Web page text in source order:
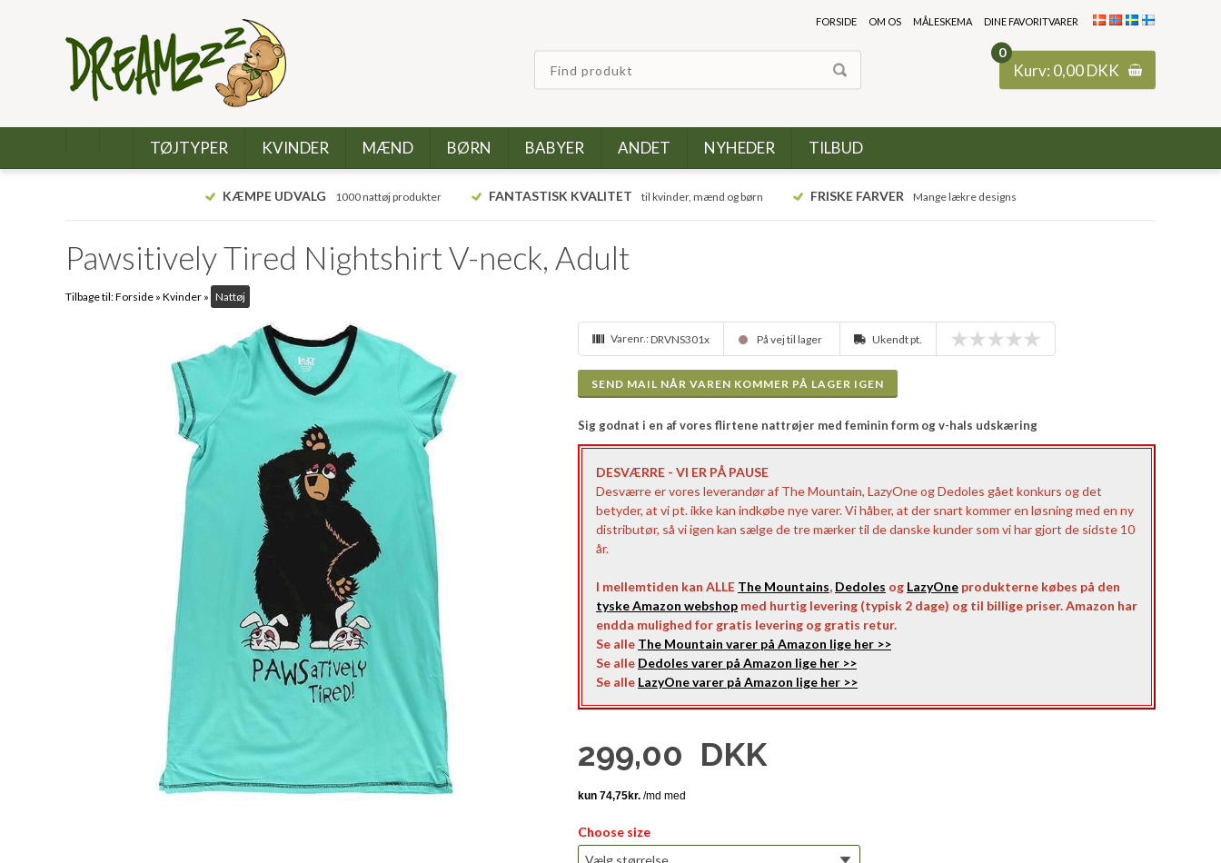
0
Kurv: 0,00DKK
FORSIDE OM OS MÅLESKEMA DINE FAVORITVARER
TØJTYPER KVINDER MÆND BØRN BABYER ANDET NYHEDER TILBUD
KÆMPE UDVALG 1000 nattøj produkter FANTASTISK KVALITET til kvinder, mænd og børn FRISKE FARVER Mange lækre designs
Pawsitively Tired Nightshirt V-neck, Adult
Tilbage til:Forside » Kvinder » Nattøj
Varenr.:DRVNS301x På vej til lager Ukendt pt.
SEND MAIL NÅR VAREN KOMMER PÅ LAGER IGEN
Sig godnat i en af vores flirtene nattrøjer med feminin form og v-hals udskæring
DESVÆRRE - VI ER PÅ PAUSE
Desværre er vores leverandør af The Mountain, LazyOne og Dedoles gået konkurs og det
betyder, at vi pt. ikke kan indkøbe nye varer. Vi håber, at der snart kommer en løsning med en ny
distributør, så vi igen kan sælge de tre mærker til de danske kunder som vi har gjort de sidste 10
år.
I mellemtiden kan ALLE The Mountains, Dedoles og LazyOne produkterne købes på den
tyske Amazon webshop med hurtig levering (typisk 2 dage) og til billige priser. Amazon har
endda mulighed for gratis levering og gratis retur.
Se alle The Mountain varer på Amazon lige her >>
Se alle Dedoles varer på Amazon lige her >>
Se alle LazyOne varer på Amazon lige her >>
299,00 DKK
Choose size